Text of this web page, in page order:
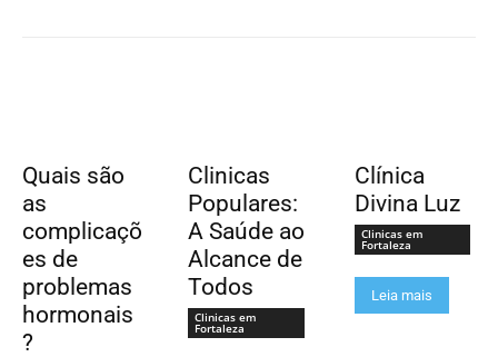
Quais são
as
complicaçõ
es de
problemas
hormonais
?
Clinicas
Populares:
A Saúde ao
Alcance de
Todos
Clinicas em
Fortaleza
Clínica
Divina Luz
Clinicas em
Fortaleza
Leia mais